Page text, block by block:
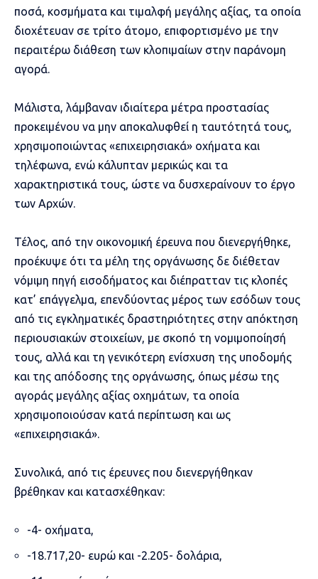
ποσά, κοσμήματα και τιμαλφή μεγάλης αξίας, τα οποία
διοχέτευαν σε τρίτο άτομο, επιφορτισμένο με την
περαιτέρω διάθεση των κλοπιμαίων στην παράνομη
αγορά.
Μάλιστα, λάμβαναν ιδιαίτερα μέτρα προστασίας
προκειμένου να μην αποκαλυφθεί η ταυτότητά τους,
χρησιμοποιώντας «επιχειρησιακά» οχήματα και
τηλέφωνα, ενώ κάλυπταν μερικώς και τα
χαρακτηριστικά τους, ώστε να δυσχεραίνουν το έργο
των Αρχών.
Τέλος, από την οικονομική έρευνα που διενεργήθηκε,
προέκυψε ότι τα μέλη της οργάνωσης δε διέθεταν
νόμιμη πηγή εισοδήματος και διέπρατταν τις κλοπές
κατ’ επάγγελμα, επενδύοντας μέρος των εσόδων τους
από τις εγκληματικές δραστηριότητες στην απόκτηση
περιουσιακών στοιχείων, με σκοπό τη νομιμοποίησή
τους, αλλά και τη γενικότερη ενίσχυση της υποδομής
και της απόδοσης της οργάνωσης, όπως μέσω της
αγοράς μεγάλης αξίας οχημάτων, τα οποία
χρησιμοποιούσαν κατά περίπτωση και ως
«επιχειρησιακά».
Συνολικά, από τις έρευνες που διενεργήθηκαν
βρέθηκαν και κατασχέθηκαν:
-4- οχήματα,
-18.717,20- ευρώ και -2.205- δολάρια,